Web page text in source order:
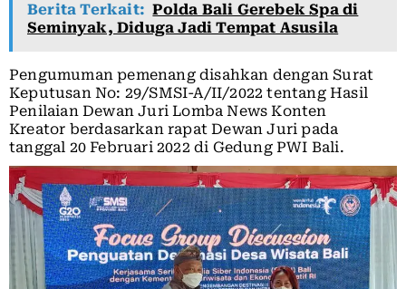
Berita Terkait: Polda Bali Gerebek Spa di
Seminyak, Diduga Jadi Tempat Asusila
Pengumuman pemenang disahkan dengan Surat
Keputusan No: 29/SMSI-A/II/2022 tentang Hasil
Penilaian Dewan Juri Lomba News Konten
Kreator berdasarkan rapat Dewan Juri pada
tanggal 20 Februari 2022 di Gedung PWI Bali.